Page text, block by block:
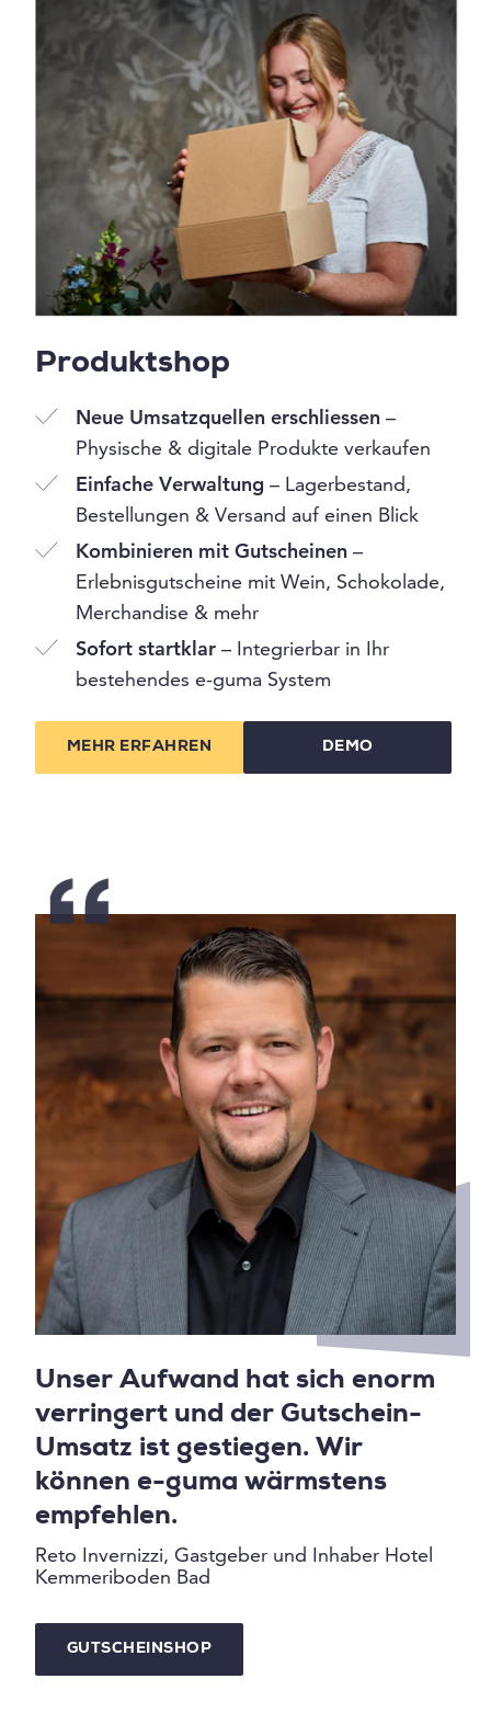
Produktshop
Neue Umsatzquellen erschliessen –
Physische & digitale Produkte verkaufen
Einfache Verwaltung – Lagerbestand,
Bestellungen & Versand auf einen Blick
Kombinieren mit Gutscheinen –
Erlebnisgutscheine mit Wein, Schokolade,
Merchandise & mehr
Sofort startklar – Integrierbar in Ihr
bestehendes e-guma System
MEHR ERFAHREN DEMO
Unser Aufwand hat sich enorm
verringert und der Gutschein-
Umsatz ist gestiegen. Wir
können e-guma wärmstens
empfehlen.
Reto Invernizzi, Gastgeber und Inhaber Hotel
Kemmeriboden Bad
GUTSCHEINSHOP